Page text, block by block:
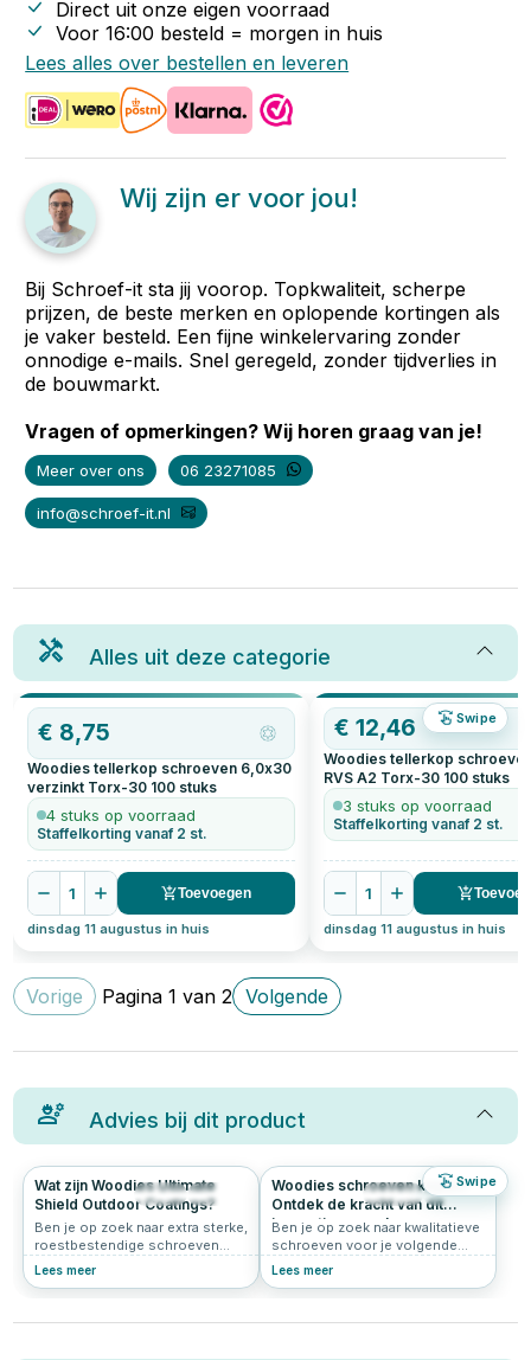
Direct uit onze eigen voorraad
Voor 16:00 besteld = morgen in huis
Lees alles over bestellen en leveren
Wij zijn er voor jou!
Bij Schroef-it sta jij voorop. Topkwaliteit, scherpe
prijzen, de beste merken en oplopende kortingen als
je vaker besteld. Een fijne winkelervaring zonder
onnodige e-mails. Snel geregeld, zonder tijdverlies in
de bouwmarkt.
Vragen of opmerkingen? Wij horen graag van je!
Meer over ons 06 23271085
info@schroef-it.nl
Alles uit deze categorie
Swipe
€ 8,75
Woodies tellerkop schroeven 6,0x30
verzinkt Torx-30 100 stuks
4 stuks op voorraad
Staffelkorting vanaf 2 st.
1 Toevoegen
dinsdag 11 augustus in huis
€12,46
Woodies tellerkop
RVS A2 Torx-30 100 stuks
3 stuks op voorraad
Staffelkorting vanaf 2 st.
1
dinsdag 11 augustus in huis
Vorige Pagina1 van2 Volgende
Advies bij dit product
Swipe
112 5.0
Wat zijn Woodies Ultimate
Shield Outdoor Coatings?
Ben je op zoek naar extra sterke,
roestbestendige schroeven
voor buitengebruik of vochtige
Lees meer
206 4.9
Woodies schroeven kopen?
Ontdek de kracht van dit
innovatieve merk
Ben je op zoek naar kwalitatieve
schroeven voor je volgende
klus? Grote kans dat je dan
Lees meer